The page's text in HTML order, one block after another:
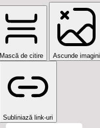
Mască de citire Ascunde imagini
Subliniază link-uri